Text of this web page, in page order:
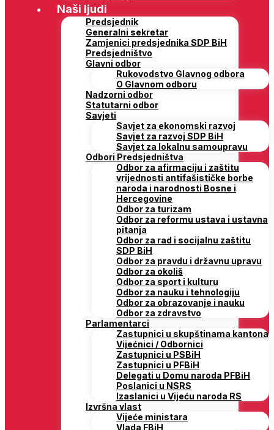
Naši ljudi
Predsjednik
Generalni sekretar
Zamjenici predsjednika SDP BiH
Predsjedništvo
Glavni odbor
Rukovodstvo Glavnog odbora
O Glavnom odboru
Nadzorni odbor
Statutarni odbor
Savjeti
Savjet za ekonomski razvoj
Savjet za razvoj SDP BiH
Savjet za lokalnu samoupravu
Odbori Predsjedništva
Odbor za afirmaciju i zaštitu
vrijednosti antifašističke borbe
naroda i narodnosti Bosne i
Hercegovine
Odbor za turizam
Odbor za reformu ustava i ustavna
pitanja
Odbor za rad i socijalnu zaštitu
SDP BiH
Odbor za pravdu i državnu upravu
Odbor za okoliš
Odbor za sport i kulturu
Odbor za nauku i tehnologiju
Odbor za obrazovanje i nauku
Odbor za zdravstvo
Parlamentarci
Zastupnici u skupštinama kantona
Vijećnici / Odbornici
Zastupnici u PSBiH
Zastupnici u PFBiH
Delegati u Domu naroda PFBiH
Poslanici u NSRS
Izaslanici u Vijeću naroda RS
Izvršna vlast
Vijeće ministara
Vlada FBiH